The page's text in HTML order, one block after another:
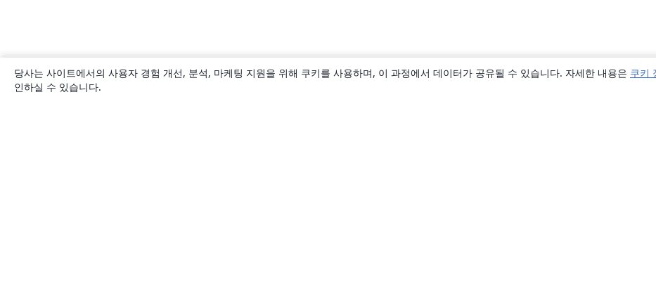
당사는 사이트에서의 사용자 경험 개선, 분석, 마케팅 지원을 위해 쿠키를 사용하며, 이 과정에서 데이터가 공유될 수 있습니다. 자세한 내용은 쿠키
인하실 수 있습니다.